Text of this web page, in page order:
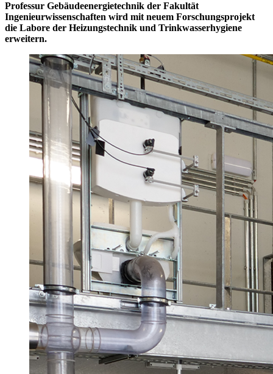
Professur Gebäudeenergietechnik der Fakultät
Ingenieurwissenschaften wird mit neuem Forschungsprojekt
die Labore der Heizungstechnik und Trinkwasserhygiene
erweitern.